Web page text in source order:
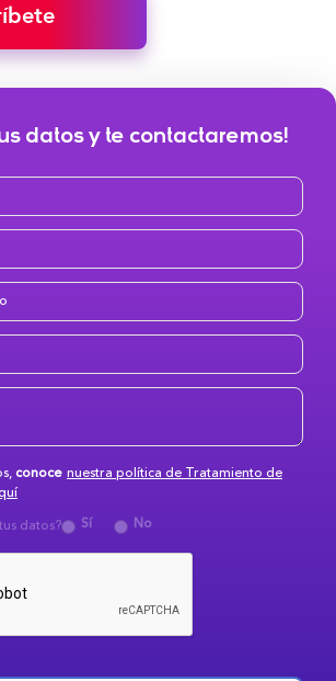
datos y te contactaremos!
conoce nuestra política de Tratamiento de
datos?
Sí No